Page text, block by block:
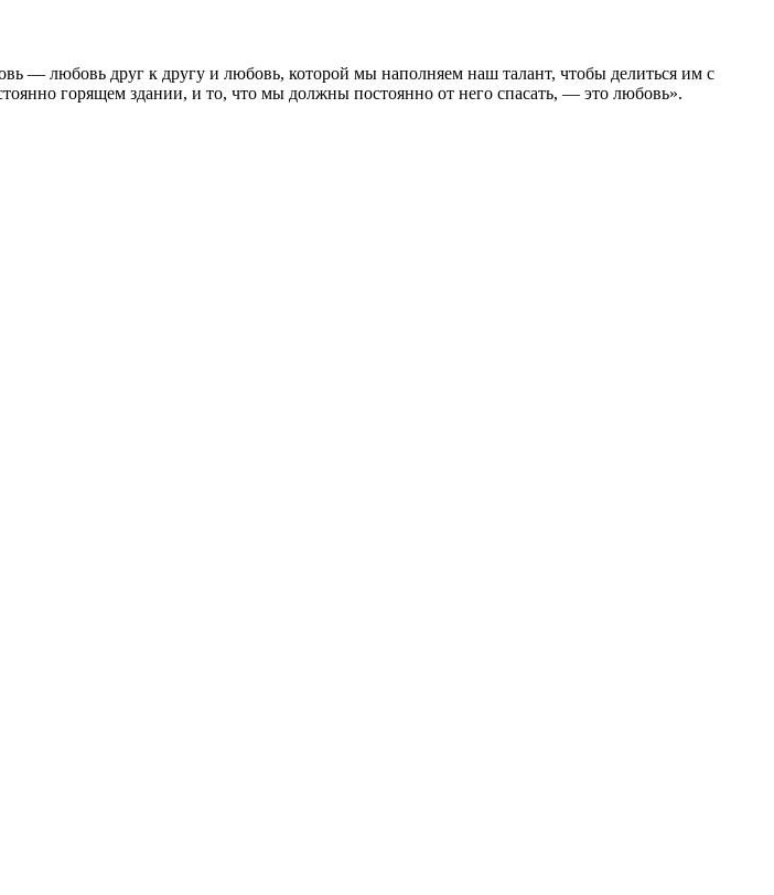
— любовь друг к другу и любовь, которой мы наполняем наш талант, чтобы делиться им с
горящем здании, и то, что мы должны постоянно от него спасать, — это любовь».